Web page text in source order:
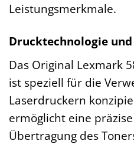
Leistungsmerkmale.
Drucktechnologie
Das Original Lexmark
ist speziell für die
Laserdruckern
ermöglicht eine
Übertragung des